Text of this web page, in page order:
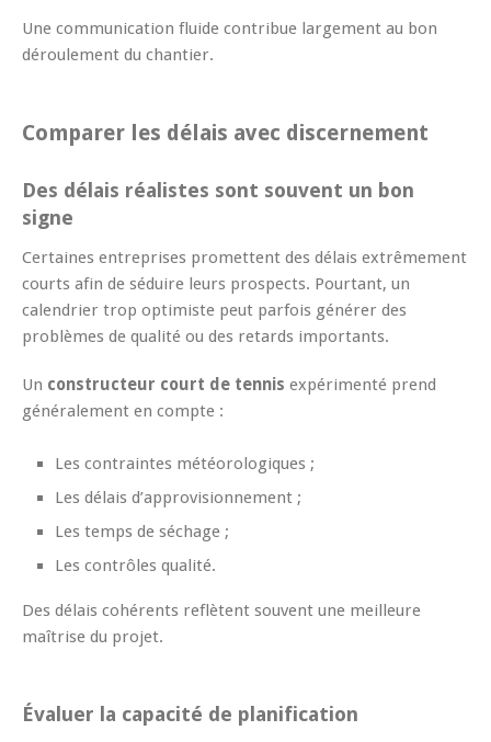
Une communication fluide contribue largement au bon
déroulement du chantier.
Comparer les délais avec discernement
Des délais réalistes sont souvent un bon
signe
Certaines entreprises promettent des délais extrêmement
courts afin de séduire leurs prospects. Pourtant, un
calendrier trop optimiste peut parfois générer des
problèmes de qualité ou des retards importants.
Un constructeur court de tennis expérimenté prend
généralement en compte :
Les contraintes météorologiques ;
Les délais d’approvisionnement ;
Les temps de séchage ;
Les contrôles qualité.
Des délais cohérents reflètent souvent une meilleure
maîtrise du projet.
Évaluer la capacité de planification